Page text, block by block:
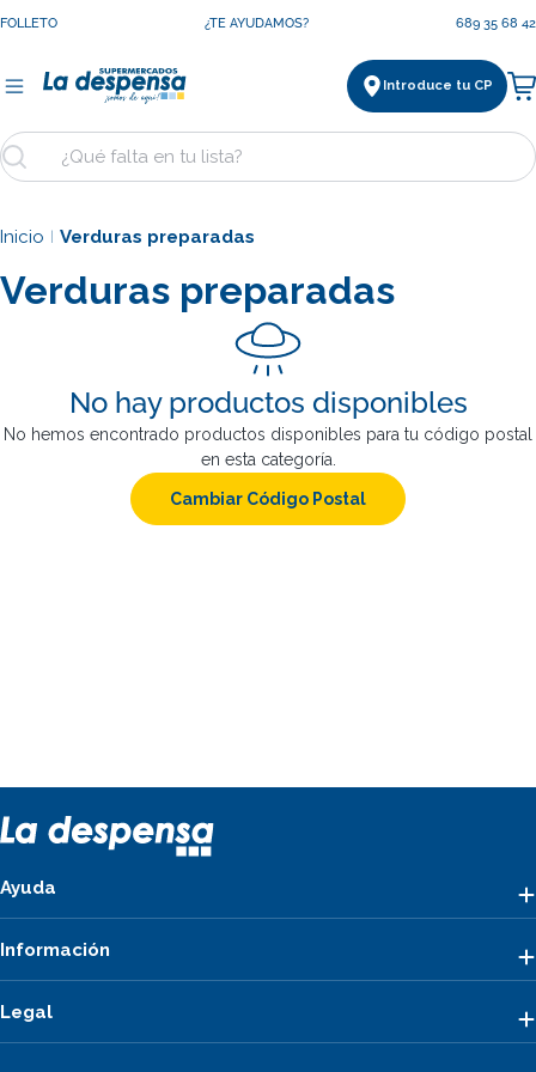
FOLLETO ¿TE AYUDAMOS? 689 35 68 42
Buscar
Introduce tu CP
Inicio Verduras preparadas
Verduras preparadas
No hay productos disponibles
No hemos encontrado productos disponibles para tu código postal
en esta categoría.
Cambiar Código Postal
Ayuda
Información
Legal